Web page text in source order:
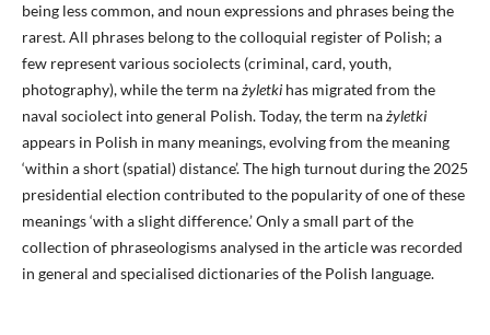
being less common, and noun expressions and phrases being the
rarest. All phrases belong to the colloquial register of Polish; a
few represent various sociolects (criminal, card, youth,
photography), while the term nażyletkihas migrated from the
naval sociolect into general Polish. Today, the term nażyletki
appears in Polish in many meanings, evolving from the meaning
‘within a short (spatial) distance’. The high turnout during the 2025
presidential election contributed to the popularity of one of these
meanings ‘with a slight difference.’ Only a small part of the
collection of phraseologisms analysed in the article was recorded
in general and specialised dictionaries of the Polish language.